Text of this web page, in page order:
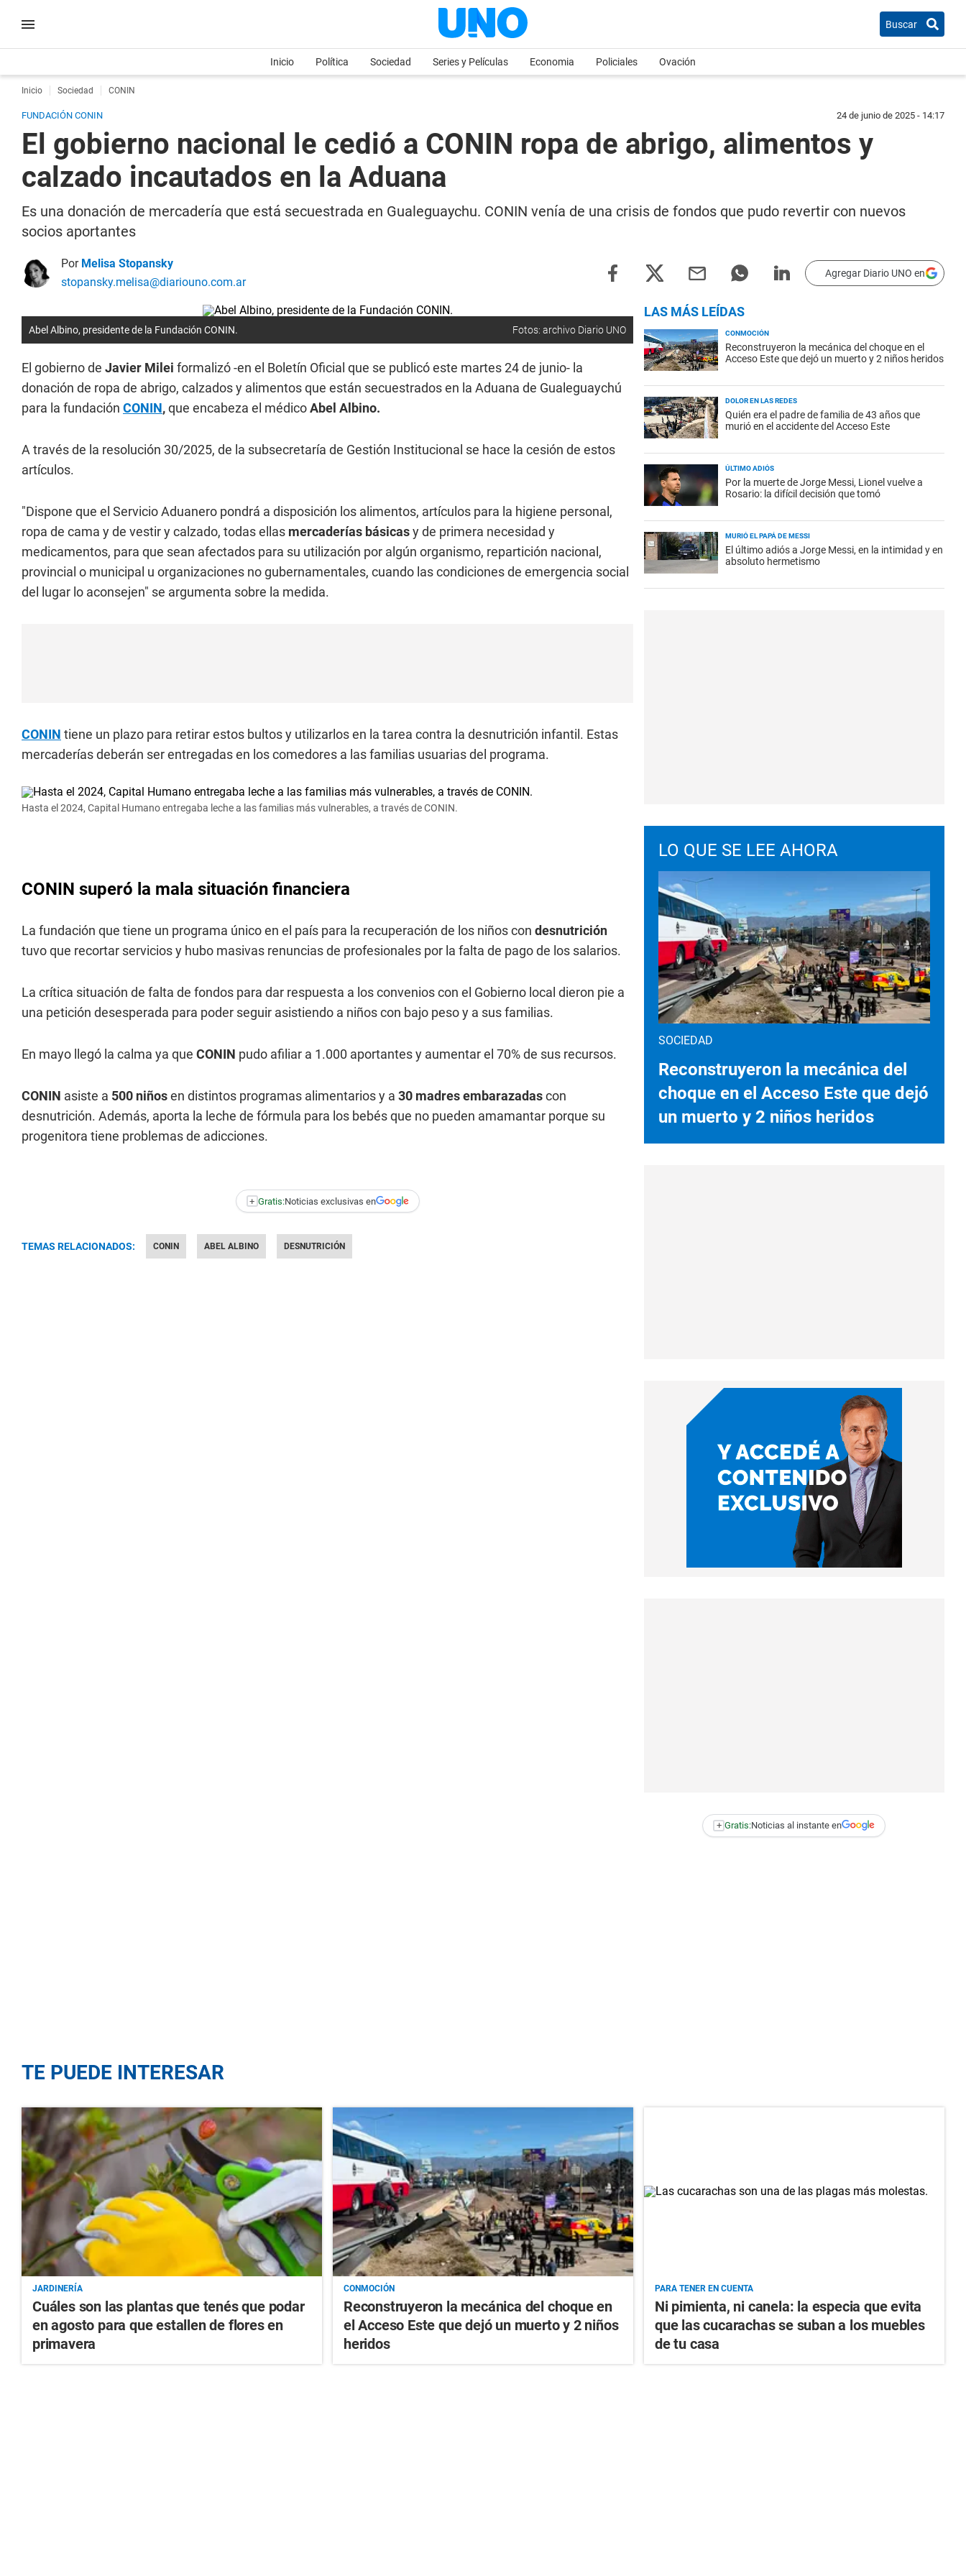
Buscar
Inicio Política Sociedad Series y Películas Economia Policiales Ovación
Inicio Sociedad CONIN
FUNDACIÓN CONIN 24 de junio de 2025 - 14:17
El gobierno nacional le cedió a CONIN ropa de abrigo, alimentos y
calzado incautados en la Aduana
Es una donación de mercadería que está secuestrada en Gualeguaychu. CONIN venía de una crisis de fondos que pudo revertir con nuevos
socios aportantes
Por Melisa Stopansky
stopansky.melisa@diariouno.com.ar
Agregar Diario UNO en
Abel Albino, presidente de la Fundación CONIN. Fotos: archivo Diario UNO
El gobierno de Javier Milei formalizó -en el Boletín Oficial que se publicó este martes 24 de junio- la
donación de ropa de abrigo, calzados y alimentos que están secuestrados en la Aduana de Gualeguaychú
para la fundación CONIN,que encabeza el médicoAbel Albino.
A través de la resolución 30/2025, de la subsecretaría de Gestión Institucional se hace la cesión de estos
artículos.
"Dispone que el Servicio Aduanero pondrá a disposición los alimentos, artículos para la higiene personal,
ropa de cama y de vestir y calzado, todas ellas mercaderías básicasy de primera necesidad y
medicamentos, para que sean afectados para su utilización por algún organismo, repartición nacional,
provincial o municipal u organizaciones no gubernamentales, cuando las condiciones de emergencia social
del lugar lo aconsejen" se argumenta sobre la medida.
CONIN tiene un plazo para retirar estos bultos y utilizarlos en la tarea contra la desnutrición infantil. Estas
mercaderías deberán ser entregadas en los comedores a las familias usuarias del programa.
Hasta el 2024, Capital Humano entregaba leche a las familias más vulnerables, a través de CONIN.
CONIN superó la mala situación financiera
La fundación que tiene un programa único en el país para la recuperación de los niños con desnutrición
tuvo que recortar servicios y hubo masivas renuncias de profesionales por la falta de pago de los salarios.
La crítica situación de falta de fondos para dar respuesta a los convenios con el Gobierno local dieron pie a
una petición desesperada para poder seguir asistiendo a niños con bajo peso y a sus familias.
En mayo llegó la calma ya que CONIN pudo afiliar a 1.000 aportantes y aumentar el 70% de sus recursos.
CONIN asiste a 500 niñosen distintos programas alimentarios y a 30 madres embarazadascon
desnutrición. Además, aporta la leche de fórmula para los bebés que no pueden amamantar porque su
progenitora tiene problemas de adicciones.
+ Gratis:Noticias exclusivas en
TEMAS RELACIONADOS: CONIN ABEL ALBINO DESNUTRICIÓN
LAS MÁS LEÍDAS
CONMOCIÓN
Reconstruyeron la mecánica del choque en el
Acceso Este que dejó un muerto y 2 niños heridos
DOLOR EN LAS REDES
Quién era el padre de familia de 43 años que
murió en el accidente del Acceso Este
ÚLTIMO ADIÓS
Por la muerte de Jorge Messi, Lionel vuelve a
Rosario: la difícil decisión que tomó
MURIÓ EL PAPÁ DE MESSI
El último adiós a Jorge Messi, en la intimidad y en
absoluto hermetismo
LO QUE SE LEE AHORA
SOCIEDAD
Reconstruyeron la mecánica del
choque en el Acceso Este que dejó
un muerto y 2 niños heridos
+ Gratis:Noticias al instante en
TE PUEDE INTERESAR
JARDINERÍA
Cuáles son las plantas que tenés que podar
en agosto para que estallen de flores en
primavera
CONMOCIÓN
Reconstruyeron la mecánica del choque en
el Acceso Este que dejó un muerto y 2 niños
heridos
PARA TENER EN CUENTA
Ni pimienta, ni canela: la especia que evita
que las cucarachas se suban a los muebles
de tu casa